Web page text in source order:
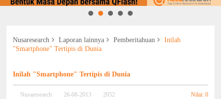
Nusaresearch Laporan lainnya Pemberitahuan
Inilah
"Smartphone" Tertipis di Dunia
Inilah "Smartphone" Tertipis di Dunia
Nusaresearch 26-08-2013 2052 Nilai: 0